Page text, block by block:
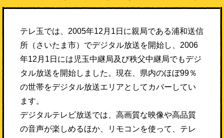
テレ玉では、2005年12月1日に親局である浦和送信
所（さいたま市）でデジタル放送を開始し、2006
年12月1日には児玉中継局及び秩父中継局でもデジ
タル放送を開始しました。現在、県内のほぼ99％
の世帯をデジタル放送エリアとしてカバーしてい
ます。
デジタルテレビ放送では、高画質な映像や高品質
の音声が楽しめるほか、リモコンを使って、テレ